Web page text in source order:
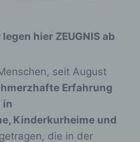
hier ZEUGNIS ab
seit August
Erfahrung
in
Kinderkurheime und
die in der